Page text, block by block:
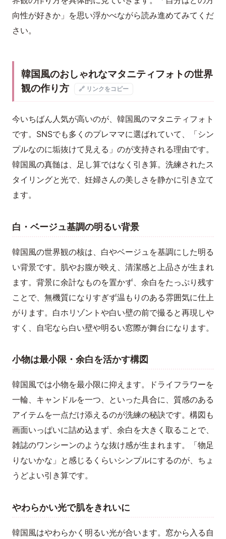
向性が好きか」を思い浮かべながら読み進めてみてくだ
さい。
韓国風のおしゃれなマタニティフォトの世界
観の作り方
🔗 リンクをコピー
今いちばん人気が高いのが、韓国風のマタニティフォト
です。SNSでも多くのプレママに選ばれていて、「シン
プルなのに垢抜けて見える」のが支持される理由です。
韓国風の真髄は、足し算ではなく引き算。洗練されたス
タイリングと光で、妊婦さんの美しさを静かに引き立て
ます。
白・ベージュ基調の明るい背景
韓国風の世界観の核は、白やベージュを基調にした明る
い背景です。肌やお腹が映え、清潔感と上品さが生まれ
ます。背景に余計なものを置かず、余白をたっぷり残す
ことで、無機質になりすぎず温もりのある雰囲気に仕上
がります。白ホリゾントや白い壁の前で撮ると再現しや
すく、自宅なら白い壁や明るい窓際が舞台になります。
小物は最小限・余白を活かす構図
韓国風では小物を最小限に抑えます。ドライフラワーを
一輪、キャンドルを一つ、といった具合に、質感のある
アイテムを一点だけ添えるのが洗練の秘訣です。構図も
画面いっぱいに詰め込まず、余白を大きく取ることで、
雑誌のワンシーンのような抜け感が生まれます。「物足
りないかな」と感じるくらいシンプルにするのが、ちょ
うどよい引き算です。
やわらかい光で肌をきれいに
韓国風はやわらかく明るい光が合います。窓から入る自